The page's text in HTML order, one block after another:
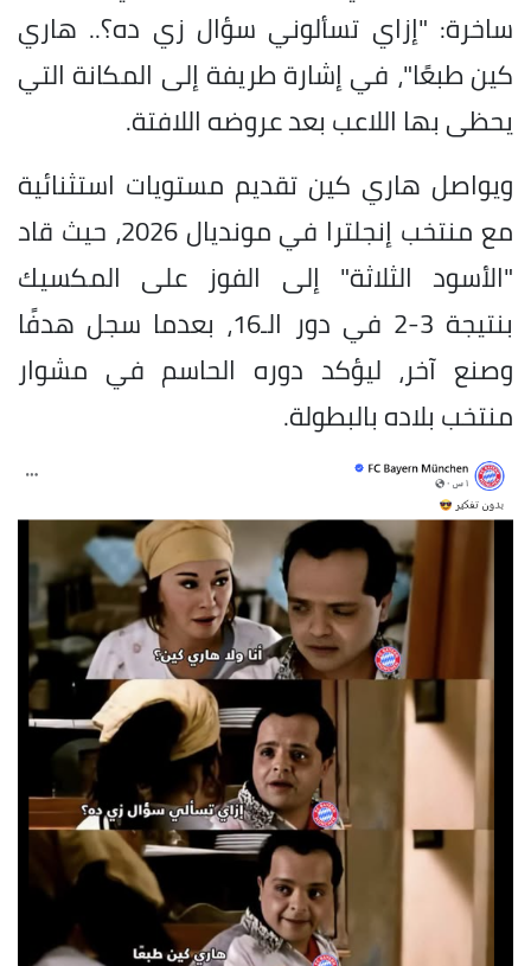
ساخرة: "إزاي تسألوني سؤال زي ده؟.. هاري
كين طبعًا"، في إشارة طريفة إلى المكانة التي
يحظى بها اللاعب بعد عروضه اللافتة.
ويواصل هاري كين تقديم مستويات استثنائية
مع منتخب إنجلترا في مونديال 2026، حيث قاد
"الأسود الثلاثة" إلى الفوز على المكسيك
بنتيجة 3-2 في دور الـ16، بعدما سجل هدفًا
وصنع آخر، ليؤكد دوره الحاسم في مشوار
منتخب بلاده بالبطولة.